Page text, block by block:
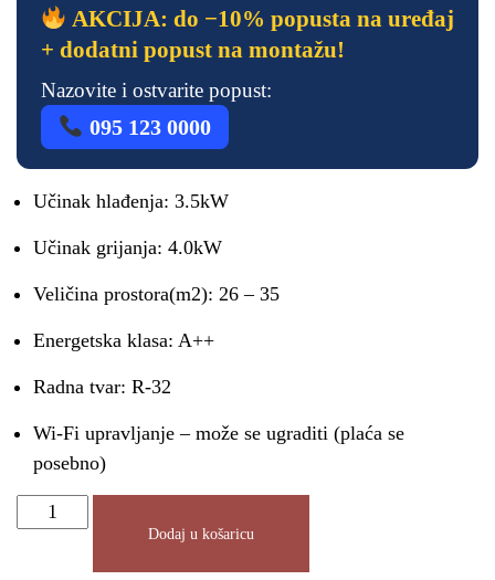
AKCIJA: do −10% popusta na uređaj
+ dodatni popust na montažu!
Nazovite i ostvarite popust:
095 123 0000
Učinak hlađenja: 3.5kW
Učinak grijanja: 4.0kW
Veličina prostora(m2): 26 – 35
Energetska klasa: A++
Radna tvar: R-32
Wi-Fi upravljanje – može se ugraditi (plaća se
posebno)
Dodaj u košaricu